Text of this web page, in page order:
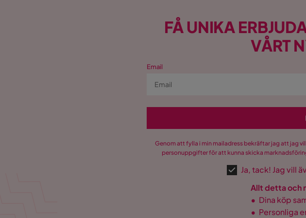
FÅ UNIKA
VÅRT
Email
Genom att fylla i min mailadress bekräftar jag att jag
personuppgifter för att kunna skicka
Ja, tack! Jag vill
Allt detta och
• Dina köp
• Personliga